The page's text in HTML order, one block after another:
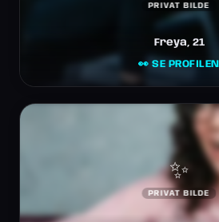
PRIVAT BILDE
Freya, 21
👀 SE PROFILEN
✨
PRIVAT BILDE